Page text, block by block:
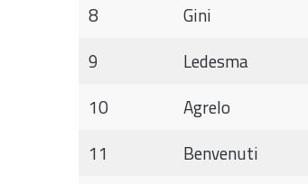
8
Gini
9
Ledesma
10
Agrelo
11
Benvenuti